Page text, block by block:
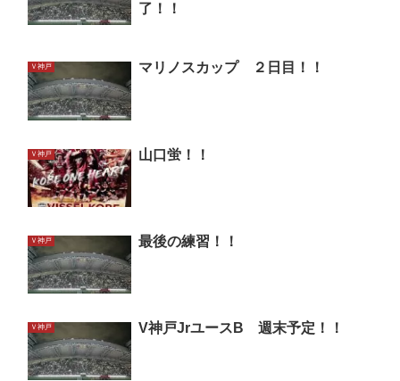
了！！
Ｖ神戸 マリノスカップ ２日目！！
Ｖ神戸 山口蛍！！
Ｖ神戸 最後の練習！！
Ｖ神戸 V神戸JrユースB 週末予定！！